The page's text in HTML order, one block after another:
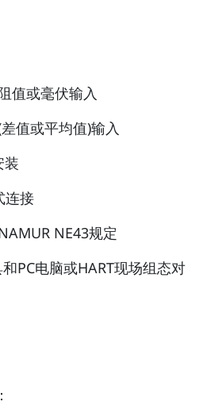
值或毫伏输入
值或平均值)输入
装
连接
NE43规定
PC电脑或HART现场组态对